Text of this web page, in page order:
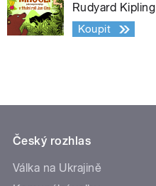
Rudyard Kipling
Koupit
Český rozhlas
Válka na Ukrajině